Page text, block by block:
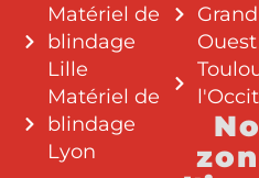
Matériel de
blindage
Lille
Matériel de
blindage
Lyon
Grand
Ouest